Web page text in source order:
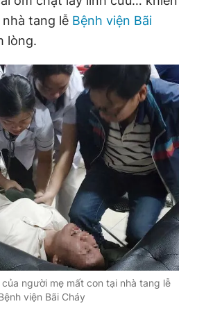
110/GP - BTTTT cấp ngày 24.3.2020
thuộc về Báo Thanh Niên. Cấm sao
nếu không có sự chấp thuận bằng văn
JSC.
tang lễ Bệnh viện Bãi
lòng.
người mẹ mất con tại nhà tang lễ
viện Bãi Cháy